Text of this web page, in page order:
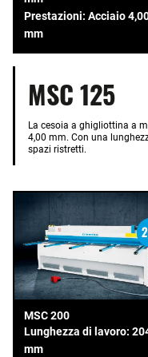
Prestazioni: Acciaio
mm
MSC 125
La cesoia a ghigliottina a
4,00 mm. Con una
spazi ristretti.
MSC 200
Lunghezza di lavoro:
mm